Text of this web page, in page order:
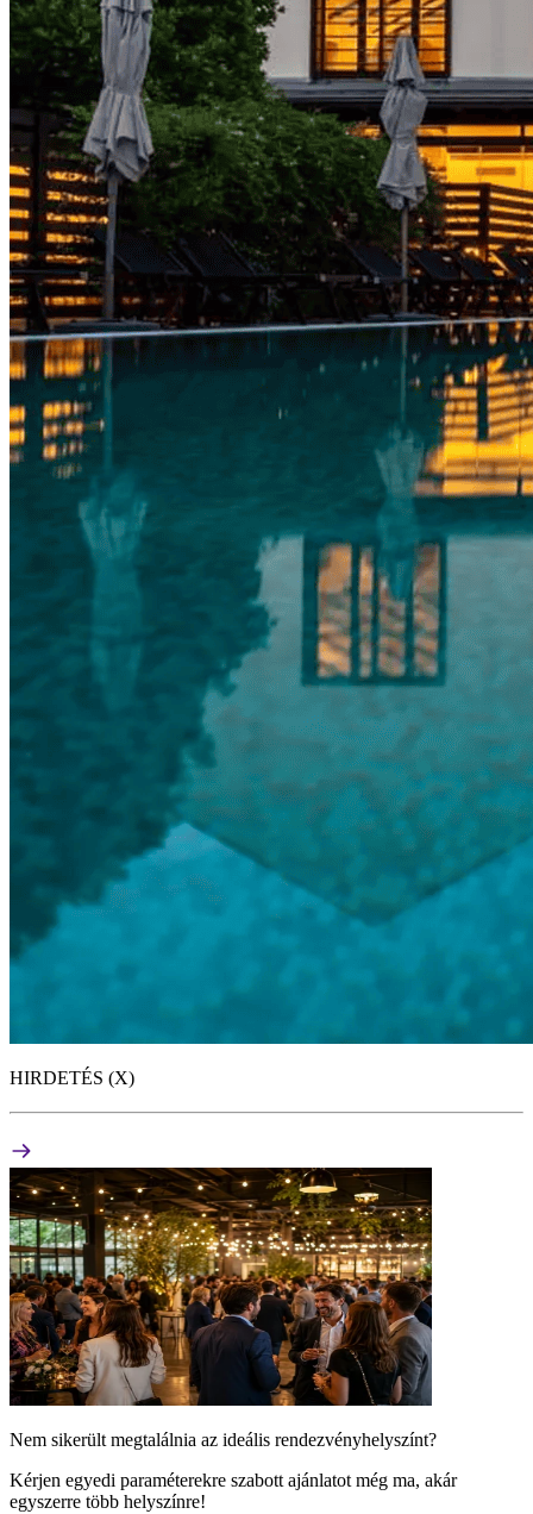
HIRDETÉS (X)
Nem sikerült megtalálnia az ideális rendezvényhelyszínt?
Kérjen egyedi paraméterekre szabott ajánlatot még ma, akár
egyszerre több helyszínre!